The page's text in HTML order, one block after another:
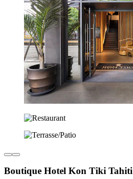
Boutique Hotel Kon Tiki Tahiti